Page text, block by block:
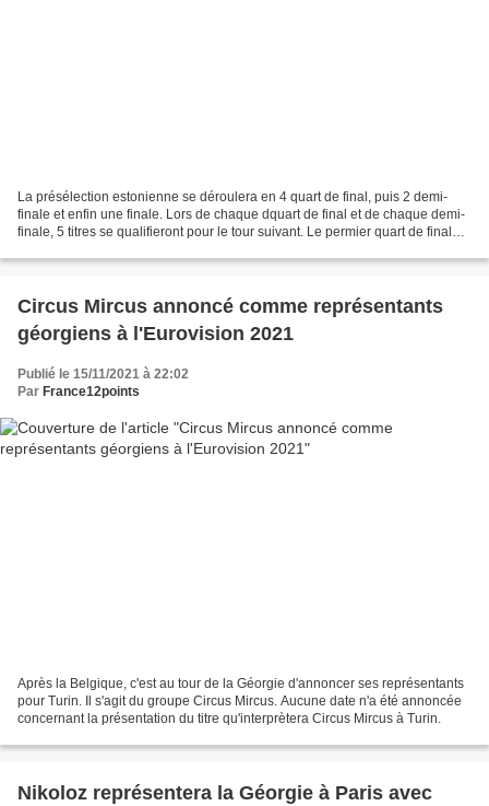
La présélection estonienne se déroulera en 4 quart de final, puis 2 demi-
finale et enfin une finale. Lors de chaque dquart de final et de chaque demi-
finale, 5 titres se qualifieront pour le tour suivant. Le permier quart de final
Circus Mircus annoncé comme représentants
géorgiens à l'Eurovision 2021
Publié le 15/11/2021 à 22:02
Par France12points
Après la Belgique, c'est au tour de la Géorgie d'annoncer ses représentants
pour Turin. Il s'agit du groupe Circus Mircus. Aucune date n'a été annoncée
concernant la présentation du titre qu'interprètera Circus Mircus à Turin.
Nikoloz représentera la Géorgie à Paris avec